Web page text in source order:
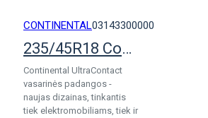
CONTINENTAL03143300000
235/45R18 Continental UltraContact NXT
Continental UltraContact
vasarinės padangos -
naujas dizainas, tinkantis
tiek elektromobiliams, tiek ir